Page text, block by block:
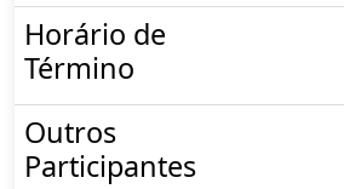
Horário de
Término
Outros
Participantes